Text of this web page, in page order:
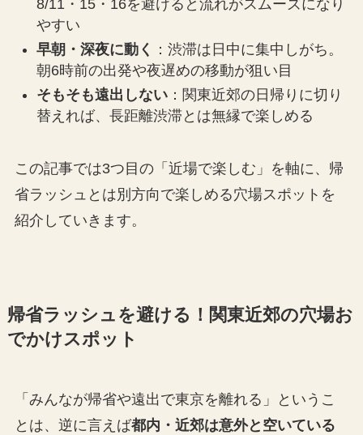
8/11・15・16を避けると流れがスムーズになり
やすい
早朝・深夜に動く
：渋滞は日中に集中しがち。
朝6時前の出発や夜遅めの移動が狙い目
そもそも遠出しない：関東近郊の日帰りに切り
替えれば、長距離渋滞とは無縁で楽しめる
この記事では3つ目の「近場で楽しむ」を軸に、帰
省ラッシュとは別方向で楽しめる穴場スポットを
紹介していきます。
帰省ラッシュを避ける！関東近郊の穴場お
でかけスポット
「みんなが帰省や遠出で東京を離れる」というこ
とは、逆に言えば都内・近郊は意外と空いている